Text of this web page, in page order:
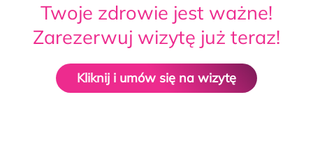
Twoje zdrowie jest ważne!
Zarezerwuj wizytę już teraz!
Kliknij i umów się na wizytę